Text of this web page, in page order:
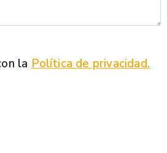
la Política de privacidad.